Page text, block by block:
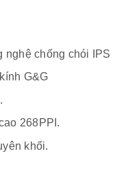
nghệ chống chói IPS
G&G
268PPI.
khối.